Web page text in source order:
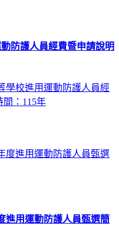
防護人員經費暨申請說明
學校進用運動防護人員經
間：115年
進用運動防護人員甄選簡